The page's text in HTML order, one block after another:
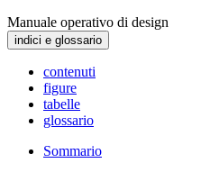
Manuale operativo di design
indici e glossario
contenuti
figure
tabelle
glossario
Sommario